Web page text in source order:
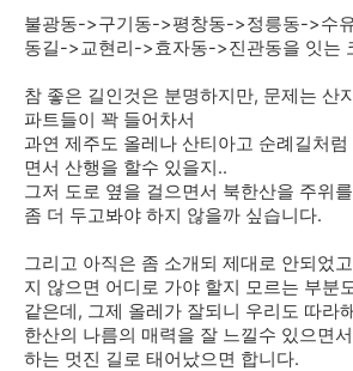
불광동->구기동->평창동->정릉동->수
동길->교현리->효자동->진관동을 잇는
참 좋은 길인것은 분명하지만, 문제는 산
파트들이 꽉 들어차서
과연 제주도 올레나 산티아고 순례길처
면서 산행을 할수 있을지..
그저 도로 옆을 걸으면서 북한산을 주위
좀 더 두고봐야 하지 않을까 싶습니다.
그리고 아직은 좀 소개되 제대로 안되었
지 않으면 어디로 가야 할지 모르는 부분
같은데, 그제 올레가 잘되니 우리도 따라
한산의 나름의 매력을 잘 느낄수 있으면
하는 멋진 길로 태어났으면 합니다.